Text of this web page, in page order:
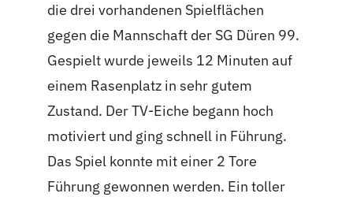
die drei vorhandenen Spielflächen
gegen die Mannschaft der SG Düren 99.
Gespielt wurde jeweils 12 Minuten auf
einem Rasenplatz in sehr gutem
Zustand. Der TV-Eiche begann hoch
motiviert und ging schnell in Führung.
Das Spiel konnte mit einer 2 Tore
Führung gewonnen werden. Ein toller